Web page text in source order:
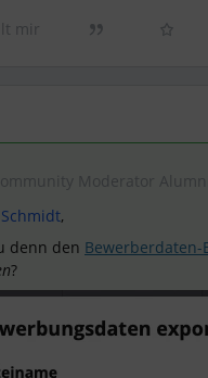
mir
Schmidt,
denn den Bewerberdaten-
?